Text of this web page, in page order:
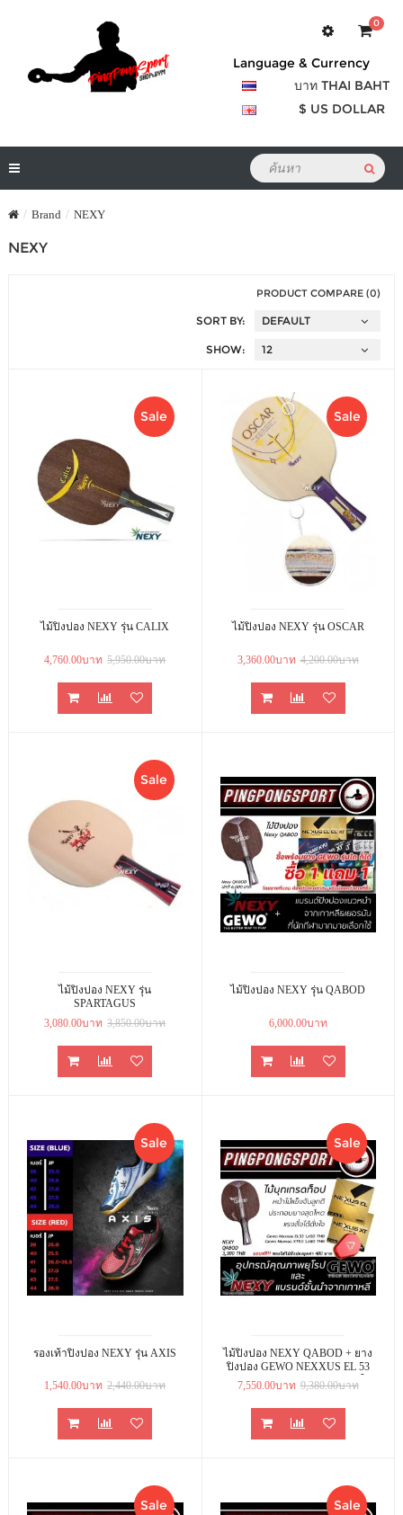
0
Language & Currency
บาท THAI BAHT
$ US DOLLAR
Brand NEXY
NEXY
PRODUCT COMPARE (0)
SORT BY:
SHOW:
Sale
ไม้ปิงปอง NEXY รุ่น CALIX
4,760.00บาท 5,950.00บาท
Sale
ไม้ปิงปอง NEXY รุ่น OSCAR
3,360.00บาท 4,200.00บาท
Sale
ไม้ปิงปอง NEXY รุ่น
SPARTAGUS
3,080.00บาท 3,850.00บาท
ไม้ปิงปอง NEXY รุ่น QABOD
6,000.00บาท
Sale
รองเท้าปิงปอง NEXY รุ่น AXIS
1,540.00บาท 2,440.00บาท
Sale
ไม้ปิงปอง NEXY QABOD + ยาง
ปิงปอง GEWO NEXXUS EL 53
และ NEXXUS XT50 แถมเคสใส่
ไม้ปิงปอง LOKI
7,550.00บาท 9,380.00บาท
Sale Sale